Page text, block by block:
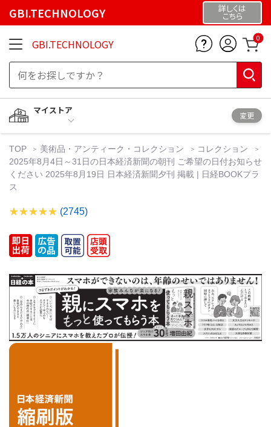
GBI.TECHNOLOGY 詳しくは
こちら
GBI.TECHNOLOGY 0
マイストア
変更
TOP 美術品・アンティーク・コレクション
コレクション
2025年8月4日～31日の日本経済新聞の朝刊 ご希望の日付お知らせ
ください 2025年8月19日 日本経済新聞夕刊 掲載 | 日経BOOKプラ
ス
(2745)